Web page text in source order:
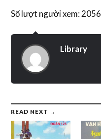
Số lượt người xem: 2056
Library
READ NEXT →